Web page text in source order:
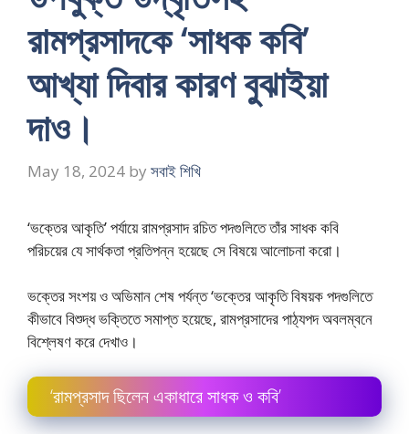
রামপ্রসাদকে ‘সাধক কবি’
আখ্যা দিবার কারণ বুঝাইয়া
দাও।
May 18, 2024 by সবাই শিখি
‘ভক্তের আকৃতি’ পর্যায়ে রামপ্রসাদ রচিত পদগুলিতে তাঁর সাধক কবি
পরিচয়ের যে সার্থকতা প্রতিপন্ন হয়েছে সে বিষয়ে আলোচনা করো।
ভক্তের সংশয় ও অভিমান শেষ পর্যন্ত ‘ভক্তের আকৃতি বিষয়ক পদগুলিতে
কীভাবে বিশুদ্ধ ভক্তিতে সমাপ্ত হয়েছে, রামপ্রসাদের পাঠ্যপদ অবলম্বনে
বিশ্লেষণ করে দেখাও।
‘রামপ্রসাদ ছিলেন একাধারে সাধক ও কবি’